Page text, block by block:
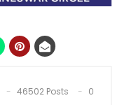
46502 Posts
0